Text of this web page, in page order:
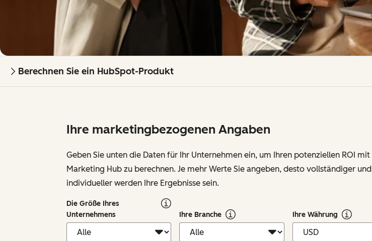
Berechnen Sie ein HubSpot-Produkt
Ihre marketingbezogenen Angaben
Geben Sie unten die Daten für Ihr Unternehmen ein, um Ihren potenziellen ROI mit
Marketing Hub zu berechnen. Je mehr Werte Sie angeben, desto vollständiger und
individueller werden Ihre Ergebnisse sein.
Die Größe Ihres
Unternehmens
Ihre Branche Ihre Währung